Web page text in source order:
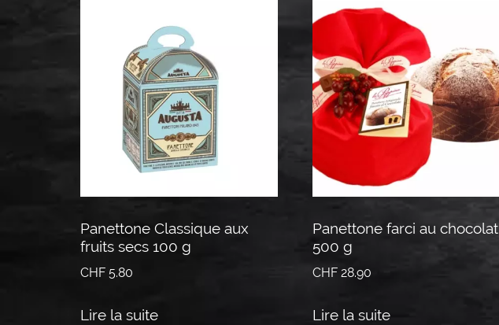
Panettone Classique aux
fruits secs 100 g
CHF 5.80
Lire la suite
Panettone farci au chocolat
500 g
CHF28.90
Lire la suite